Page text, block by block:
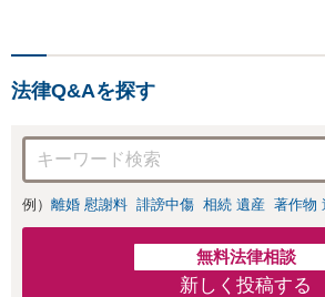
法律Q&Aを探す
例） 離婚 慰謝料 誹謗中傷 相続 遺産 著作物
無料法律相談
新しく投稿する